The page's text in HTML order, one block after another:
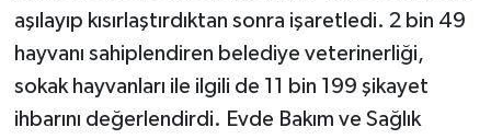
aşılayıp kısırlaştırdıktan sonra işaretledi. 2 bin 49
hayvanı sahiplendiren belediye veterinerliği,
sokak hayvanları ile ilgili de 11 bin 199 şikayet
ihbarını değerlendirdi. Evde Bakım ve Sağlık